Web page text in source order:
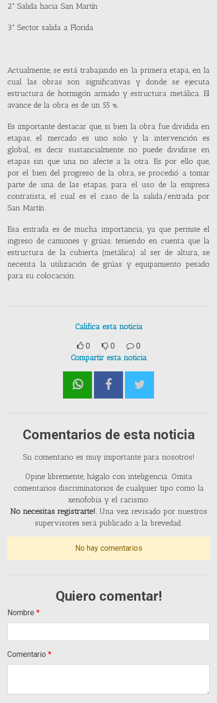
2° Salida hacia San Martín
3° Sector salida a Florida
Actualmente, se está trabajando en la primera etapa, en la
cual las obras son significativas y donde se ejecuta
estructura de hormigón armado y estructura metálica. El
avance de la obra es de un 55 %.
Es importante destacar que, si bien la obra fue dividida en
etapas, el mercado es uno solo y la intervención es
global, es decir sustancialmente no puede dividirse en
etapas sin que una no afecte a la otra. Es por ello que,
por el bien del progreso de la obra, se procedió a tomar
parte de una de las etapas, para el uso de la empresa
contratista, el cual es el caso de la salida/entrada por
San Martín.
Esa entrada es de mucha importancia, ya que permite el
ingreso de camiones y grúas; teniendo en cuenta que la
estructura de la cubierta (metálica) al ser de altura, se
necesita la utilización de grúas y equipamiento pesado
para su colocación.
Califica esta noticia
0 0
0
Compartir esta noticia
Comentarios de esta noticia
Su comentario es muy importante para nosotros!
Opine libremente, hágalo con inteligencia. Omita
comentarios discriminatorios de cualquier tipo como la
xenofobia y el racismo.
No necesitas registrarte!.Una vez revisado por nuestros
supervisores será publicado a la brevedad.
No hay comentarios
Quiero comentar!
Nombre
Comentario